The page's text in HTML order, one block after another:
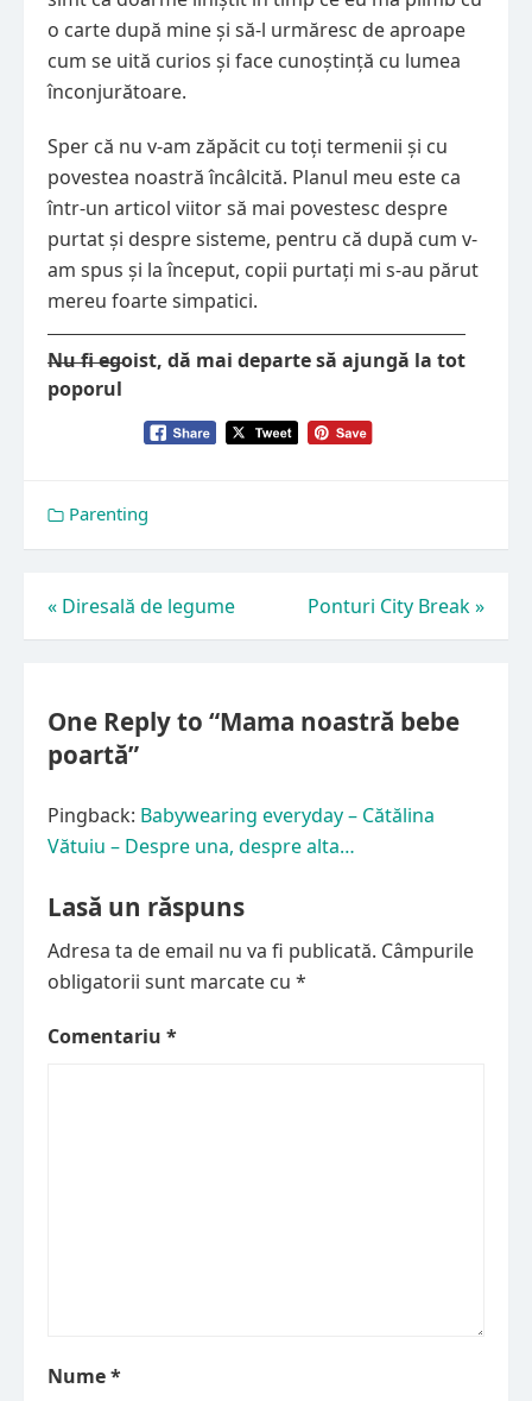
o carte după mine și să-l urmăresc de aproape
cum se uită curios și face cunoștință cu lumea
înconjurătoare.
Sper că nu v-am zăpăcit cu toți termenii și cu
povestea noastră încâlcită. Planul meu este ca
într-un articol viitor să mai povestesc despre
purtat și despre sisteme, pentru că după cum v-
am spus și la început, copii purtați mi s-au părut
mereu foarte simpatici.
Nu fi egoist, dă mai departe să ajungă la tot
poporul
Parenting
Navigare
în
« Diresală de legume Ponturi City Break»
One Reply to “Mama noastră bebe
poartă”
Pingback: Babywearing everyday – Cătălina
Vătuiu – Despre una, despre alta…
Lasă un răspuns
Adresa ta de email nu va fi publicată. Câmpurile
obligatorii sunt marcate cu *
Comentariu *
Nume*